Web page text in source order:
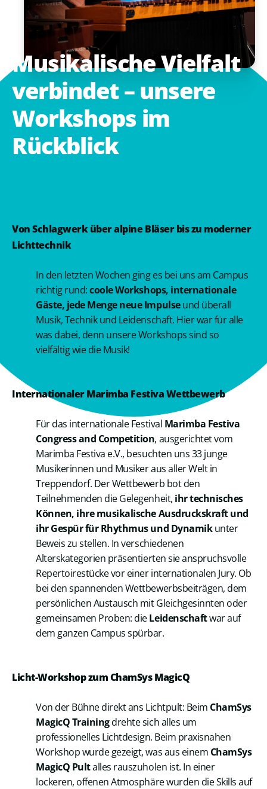
MusikalischeVielfalt
verbindet– unsere
Workshops im
Rückblick
Von Schlagwerk über alpine Bläser bis zu moderner
Lichttechnik
In den letzten Wochen ging es bei uns am Campus
richtig rund:coole Workshops, internationale
Gäste, jede Menge neue Impulseund überall
Musik, Technik und Leidenschaft. Hier war für alle
was dabei, denn unsere Workshops sind so
vielfältig wie die Musik!
Internationaler Marimba Festiva Wettbewerb
Für das internationale Festival Marimba Festiva
Congress and Competition, ausgerichtet vom
Marimba Festiva e.V., besuchten uns 33 junge
Musikerinnen und Musiker aus aller Welt in
Treppendorf. Der Wettbewerb bot den
Teilnehmenden die Gelegenheit, ihr technisches
Können, ihre musikalische Ausdruckskraft und
ihr Gespür für Rhythmus und Dynamikunter
Beweis zu stellen. In verschiedenen
Alterskategorien präsentierten sie anspruchsvolle
Repertoirestücke vor einer internationalen Jury. Ob
bei den spannenden Wettbewerbsbeiträgen, dem
persönlichen Austausch mit Gleichgesinnten oder
gemeinsamen Proben: dieLeidenschaftwar auf
dem ganzen Campus spürbar.
Licht-Workshop zum ChamSys MagicQ
Von der Bühne direkt ans Lichtpult: Beim ChamSys
MagicQ Trainingdrehte sich alles um
professionelles Lichtdesign. Beim praxisnahen
Workshop wurde gezeigt, was aus einem ChamSys
MagicQ Pultalles rauszuholen ist. In einer
lockeren, offenen Atmosphäre wurden die Skills auf